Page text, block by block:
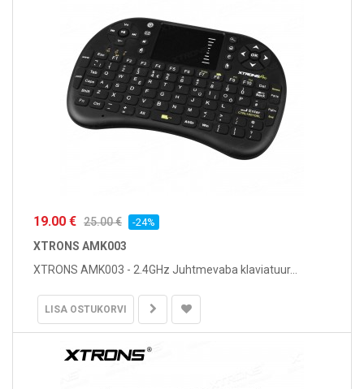
19.00 € 25.00 € -24%
XTRONS AMK003
XTRONS AMK003 - 2.4GHz Juhtmevaba klaviatuur...
LISA OSTUKORVI